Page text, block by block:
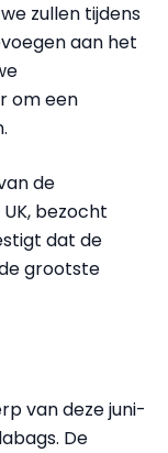
zullen tijdens
aan het
om een
de
bezocht
dat de
grootste
van deze juni-
De